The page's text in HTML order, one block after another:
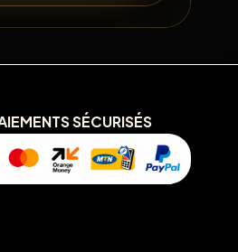
SÉCURISÉS